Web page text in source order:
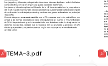
TEMA-3.pdf